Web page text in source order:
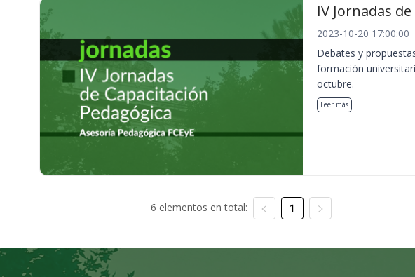
IV Jornadas
2023-10-20 17:00:00
Debates y
formación
octubre.
Leer más
6 elementos en total: 1